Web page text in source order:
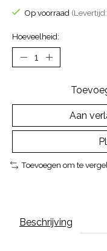
Op voorraad
Hoeveelheid:
Aan
Toevoegen om te
Beschrijving